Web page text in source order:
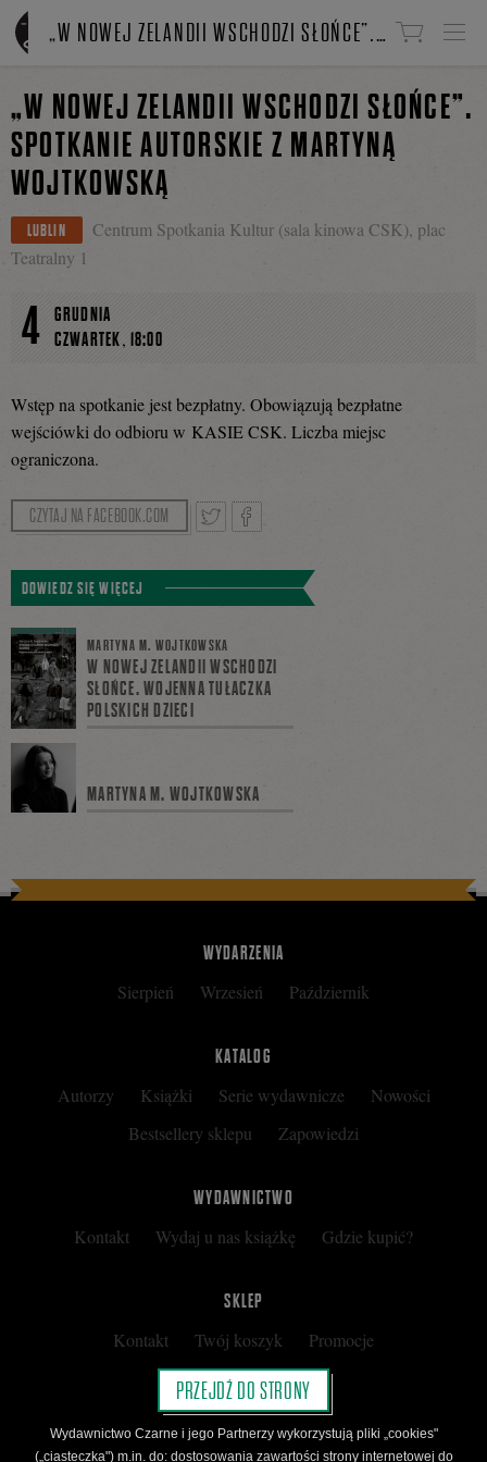
Linki do przejścia
„W NOWEJ ZELANDII WSCHODZI SŁOŃCE”. SPOTKANIE AUTORSKIE Z MARTYNĄ WOJTKOWSKĄ
„W NOWEJ ZELANDII WSCHODZI SŁOŃCE”.
SPOTKANIE AUTORSKIE Z MARTYNĄ
WOJTKOWSKĄ
LUBLIN
Centrum Spotkania Kultur (sala kinowa CSK), plac
Teatralny 1
4
GRUDNIA
CZWARTEK, 18:00
Wstęp na spotkanie jest bezpłatny. Obowiązują bezpłatne
wejściówki do odbioru w KASIE CSK. Liczba miejsc
ograniczona.
CZYTAJ NA FACEBOOK.COM
TweetnijPodziel
się
DOWIEDZ SIĘ WIĘCEJ
MARTYNA M. WOJTKOWSKA
W NOWEJ ZELANDII WSCHODZI
SŁOŃCE. WOJENNA TUŁACZKA
POLSKICH DZIECI
MARTYNA M. WOJTKOWSKA
WYDARZENIA
Sierpień Wrzesień Październik
KATALOG
Autorzy Książki Serie wydawnicze
Nowości
Bestsellery sklepu
Zapowiedzi
WYDAWNICTWO
Kontakt Wydaj u nas książkę Gdzie kupić?
SKLEP
Kontakt Twój koszyk
Promocje
Kup kartę podarunkową
Nota prawna
Regulamin
Polityka prywatności
Regulamin Klubu Czarnego
PRZEJDŹ DO STRONY
Wydawnictwo Czarne i jego Partnerzy wykorzystują pliki „cookies"
(„ciasteczka") m.in. do: dostosowania zawartości strony internetowej do